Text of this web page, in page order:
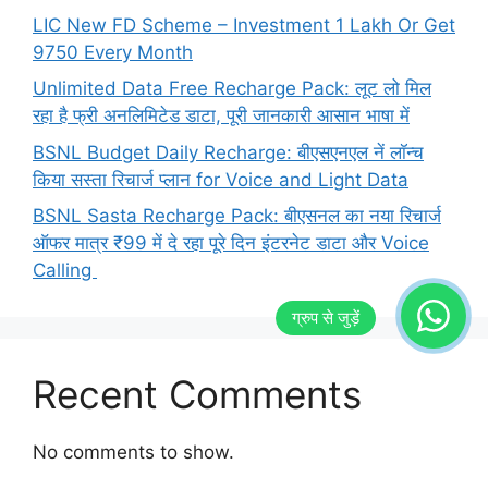
LIC New FD Scheme – Investment 1 Lakh Or Get
9750 Every Month
Unlimited Data Free Recharge Pack: लूट लो मिल
रहा है फ्री अनलिमिटेड डाटा, पूरी जानकारी आसान भाषा में
BSNL Budget Daily Recharge: बीएसएनएल नें लॉन्च
किया सस्ता रिचार्ज प्लान for Voice and Light Data
BSNL Sasta Recharge Pack: बीएसनल का नया रिचार्ज
ऑफर मात्र ₹99 में दे रहा पूरे दिन इंटरनेट डाटा और Voice
Calling
Recent Comments
No comments to show.